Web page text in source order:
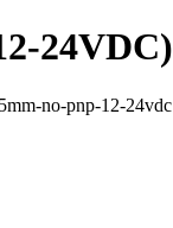
24VDC)
no-pnp-12-24vdc